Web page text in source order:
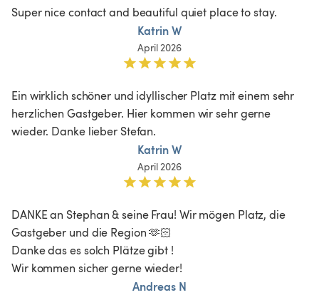
Super nice contact and beautiful quiet place to stay.
Katrin W
April 2026
Ein wirklich schöner und idyllischer Platz mit einem sehr
herzlichen Gastgeber. Hier kommen wir sehr gerne
wieder. Danke lieber Stefan.
Katrin W
April 2026
DANKE an Stephan & seine Frau! Wir mögen Platz, die
Gastgeber und die Region 🫶🏻
Danke das es solch Plätze gibt !
Andreas N